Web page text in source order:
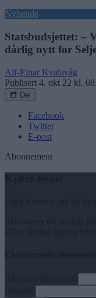
Nyhende
Statsbudsjettet: –
dårlig nytt for
Alf-Einar Kvalavåg
Publisert 4. okt 22 kl.
Del
Facebook
Twitter
E-post
Abonnement